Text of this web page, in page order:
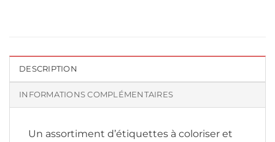
DESCRIPTION
INFORMATIONS COMPLÉMENTAIRES
Un assortiment d’étiquettes à coloriser et